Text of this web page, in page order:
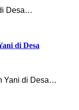
Desa…
di Desa
Yani di Desa…